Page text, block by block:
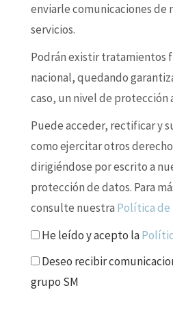
enviarle comunicaciones de
servicios.
Podrán existir tratamientos
nacional, quedando
caso, un nivel de protección
Puede acceder, rectificar y
como ejercitar otros
dirigiéndose por escrito a
protección de datos. Para
consulte nuestra Política de
He leído y acepto la
Deseo recibir
grupo SM